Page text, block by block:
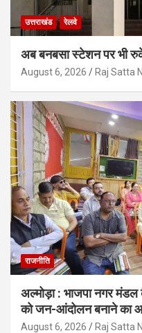
उत्तराखंड रेलवे
अब बनबसा स्टेशन पर भी
August 6, 2026 Raj Satta
राजनीति
अल्मोड़ा : भाजपा नगर मंडल
को जन-आंदोलन बनाने का
August 6, 2026 Raj Satta